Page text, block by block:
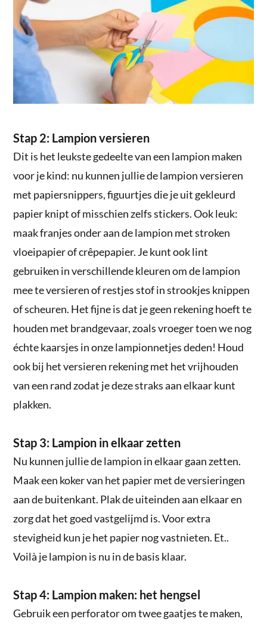
Stap 2: Lampion versieren
Dit is het leukste gedeelte van een lampion maken
voor je kind: nu kunnen jullie de lampion versieren
met papiersnippers, figuurtjes die je uit gekleurd
papier knipt of misschien zelfs stickers. Ook leuk:
maak franjes onder aan de lampion met stroken
vloeipapier of crêpepapier. Je kunt ook lint
gebruiken in verschillende kleuren om de lampion
mee te versieren of restjes stof in strookjes knippen
of scheuren. Het fijne is dat je geen rekening hoeft te
houden met brandgevaar, zoals vroeger toen we nog
échte kaarsjes in onze lampionnetjes deden! Houd
ook bij het versieren rekening met het vrijhouden
van een rand zodat je deze straks aan elkaar kunt
plakken.
Stap 3: Lampion in elkaar zetten
Nu kunnen jullie de lampion in elkaar gaan zetten.
Maak een koker van het papier met de versieringen
aan de buitenkant. Plak de uiteinden aan elkaar en
zorg dat het goed vastgelijmd is. Voor extra
stevigheid kun je het papier nog vastnieten. Et..
Voilà je lampion is nu in de basis klaar.
Stap 4: Lampion maken: het hengsel
Gebruik een perforator om twee gaatjes te maken,